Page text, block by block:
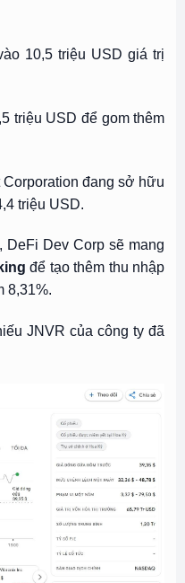
10,5 triệu USD giá trị
triệu USD để gom thêm
đang sở hữu
triệu USD.
Dev Corp sẽ mang
để tạo thêm thu nhập
8,31%.
JNVR của công ty đã